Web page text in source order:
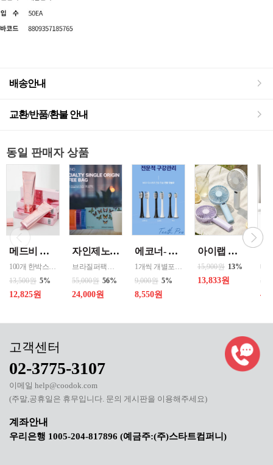
배송안내
교환/반품/환불 안내
동일 판매자 상품
메드비 원더핏 비비 13호 50ml
100개 한박스 도매 상담환영 - 문의 쿠독 -
13,500원 5%
12,825원
자인제노 3종 21입 싱글 로스팅 커피백 13ml 고용량 1케이스 단위 판매
브라질퍼팩트내추럴커피 7개 에티오피아 게데브 워시드커피 7개 콜롬비아 슈가케인 7개
55,000원 56%
24,000원
에코너- MS2 티스프로 음파 전동칫솔모 1입 단품 *3개 / 색상선택 화이트 블랙 선택
1개씩 개별포장되어있고 3개 단위로 판매중입니다
9,000원 5%
8,550원
아이랩 클래식 LED 팬 2026년신형 3단계바람조절 LED 무선 테이블가능
15,900원 13%
13,833원
02-3775-3107
이메일 help@coodok.com
(주말,공휴일은 휴무입니다. 문의 게시판을 이용해주세요)
우리은행 1005-204-817896 (예금주:(주)스타트컴퍼니)